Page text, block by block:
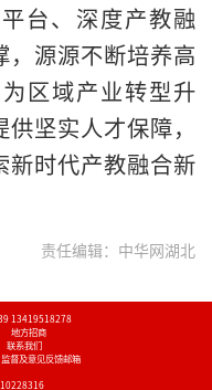
台、深度产教融
，源源不断培养高
区域产业转型升
坚实人才保障，
新时代产教融合新
责任编辑：中华网湖北
13419518278
地方招商
联系我们
监督及意见反馈邮箱